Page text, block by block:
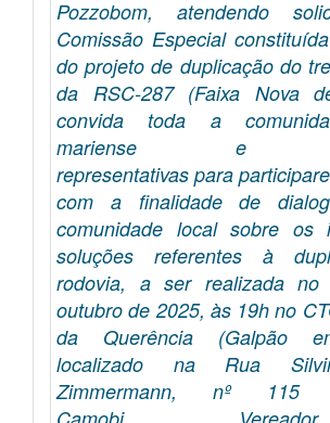
Pozzobom, atendendo
Comissão Especial
do projeto de duplicação do
da RSC-287 (Faixa Nova
convida toda a
mariense e
representativas para
com a finalidade de
comunidade local sobre os
soluções referentes à
rodovia, a ser realizada
outubro de 2025, às 19h no
da Querência (Galpão
localizado na Rua
Zimmermann, nº